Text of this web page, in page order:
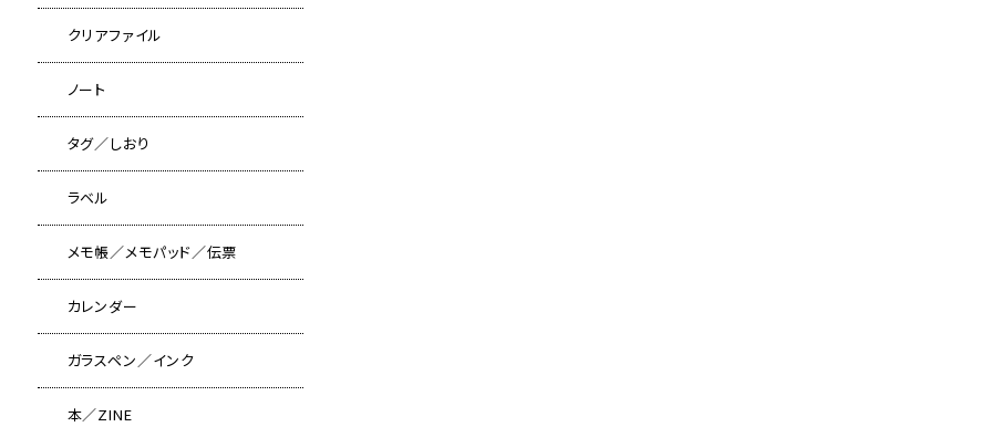
クリアファイル
ノート
タグ／しおり
ラベル
メモ帳／メモパッド／伝票
カレンダー
ガラスペン／インク
本／ZINE